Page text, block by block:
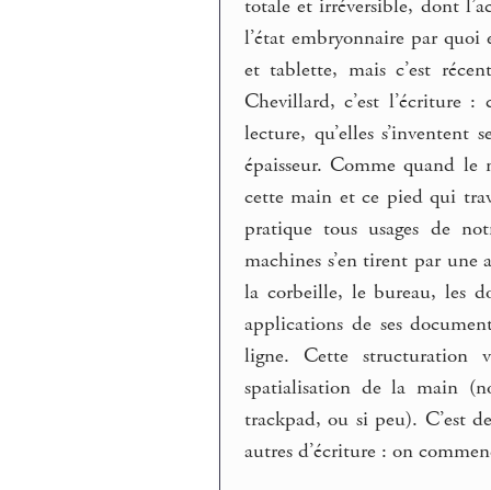
totale et irréversible, dont
l’état embryonnaire par quoi
et tablette, mais c’est
Chevillard, c’est l’écriture :
lecture, qu’elles
épaisseur. Comme quand le
cette main et ce pied qui
pratique tous usages de
machines s’en tirent par une
la corbeille, le bureau, les
applications de ses
ligne. Cette structuration
spatialisation de la main
trackpad, ou si peu). C’est
autres d’écriture : on